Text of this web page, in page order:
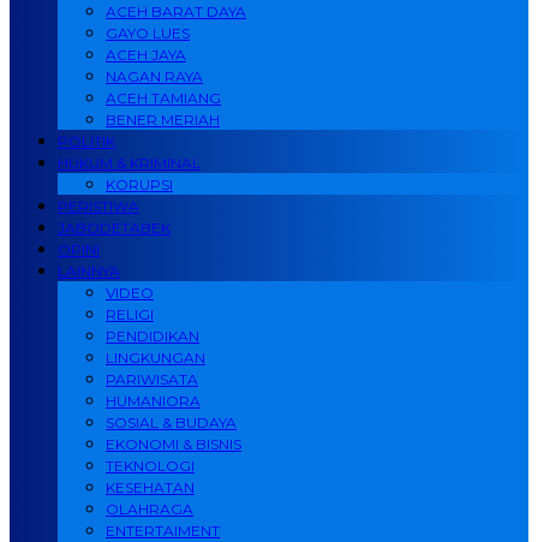
ACEH BARAT DAYA
GAYO LUES
ACEH JAYA
NAGAN RAYA
ACEH TAMIANG
BENER MERIAH
POLITIK
HUKUM & KRIMINAL
KORUPSI
PERISTIWA
JABODETABEK
OPINI
LAINNYA
VIDEO
RELIGI
PENDIDIKAN
LINGKUNGAN
PARIWISATA
HUMANIORA
SOSIAL & BUDAYA
EKONOMI & BISNIS
TEKNOLOGI
KESEHATAN
OLAHRAGA
ENTERTAIMENT